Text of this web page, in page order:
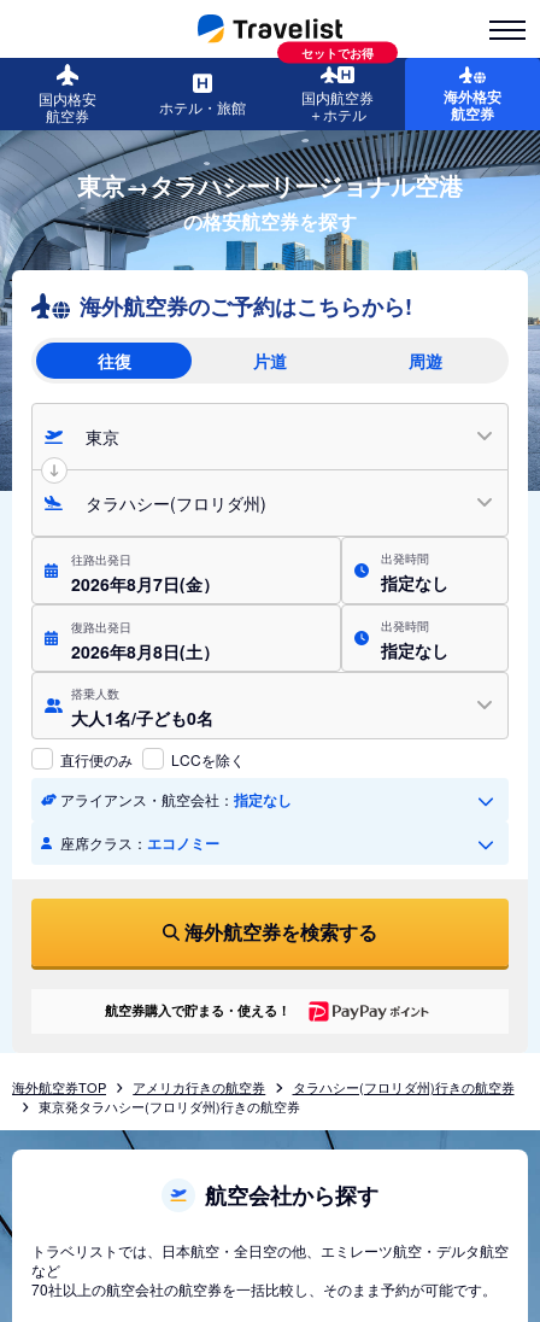
国内格安
航空券
ホテル・旅館
セットでお得
国内航空券
＋ホテル
海外格安
航空券
東京→タラハシーリージョナル空港
の格安航空券を探す
海外航空券のご予約はこちらから!
往復 片道 周遊
東京
タラハシー(フロリダ州)
往路出発日
2026年8月7日(金）
出発時間
指定なし
復路出発日
2026年8月8日(土）
出発時間
指定なし
搭乗人数
大人1名/子ども0名
直行便のみ
LCCを除く
アライアンス・航空会社： 指定なし
座席クラス： エコノミー
海外航空券を検索する
航空券購入で貯まる・使える！
海外航空券TOP アメリカ行きの航空券
タラハシー(フロリダ州)行きの航空券
東京発タラハシー(フロリダ州)行きの航空券
航空会社から探す
トラベリストでは、日本航空・全日空の他、エミレーツ航空・デルタ航空
など
70社以上の航空会社の航空券を一括比較し、そのまま予約が可能です。